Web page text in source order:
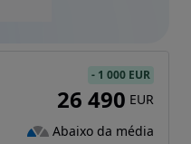
- 1 000 EUR
26 490 EUR
Abaixo da média